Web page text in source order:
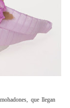
que llegan